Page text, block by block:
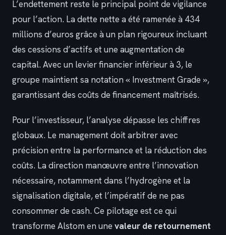
L’endettement reste le principal point de vigilance
pour l’action. La dette nette a été ramenée à 434
millions d’euros grâce à un plan rigoureux incluant
des cessions d’actifs et une augmentation de
capital. Avec un levier financier inférieur à 3, le
groupe maintient sa notation « Investment Grade »,
garantissant des coûts de financement maîtrisés.
Pour l’investisseur, l’analyse dépasse les chiffres
globaux. Le management doit arbitrer avec
précision entre la performance et la réduction des
coûts. La direction manœuvre entre l’innovation
nécessaire, notamment dans l’hydrogène et la
signalisation digitale, et l’impératif de ne pas
consommer de cash. Ce pilotage est ce qui
transforme Alstom en une valeur de retournement